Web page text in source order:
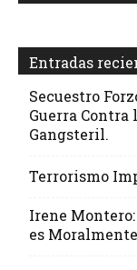
Entradas
Secuestro
Guerra
Gangsteril.
Terrorismo
Irene
es